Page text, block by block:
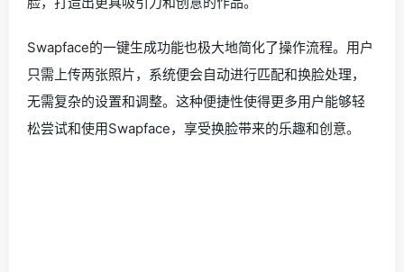
Swapface的一键生成功能也极大地简化了操作流程。用户
只需上传两张照片，系统便会自动进行匹配和换脸处理，
无需复杂的设置和调整。这种便捷性使得更多用户能够轻
松尝试和使用Swapface，享受换脸带来的乐趣和创意。